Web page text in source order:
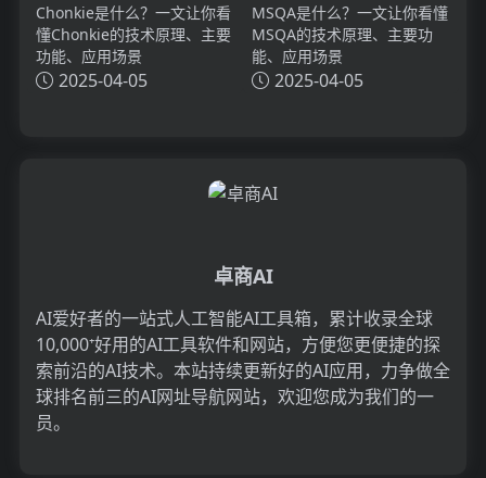
Chonkie是什么？一文让你看
懂Chonkie的技术原理、主要
功能、应用场景
2025-04-05
MSQA是什么？一文让你看懂
MSQA的技术原理、主要功
能、应用场景
2025-04-05
卓商AI
AI爱好者的一站式人工智能AI工具箱，累计收录全球
10,000⁺好用的AI工具软件和网站，方便您更便捷的探
索前沿的AI技术。本站持续更新好的AI应用，力争做全
球排名前三的AI网址导航网站，欢迎您成为我们的一
员。